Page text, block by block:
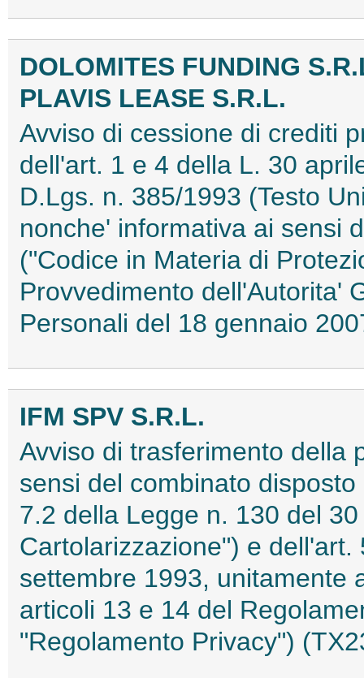
DOLOMITES FUNDING
PLAVIS LEASE S.R.L.
Avviso di cessione di crediti
dell'art. 1 e 4 della L. 30
D.Lgs. n. 385/1993 (Testo
nonche' informativa ai sensi
("Codice in Materia di
Provvedimento dell'Autorita'
Personali del 18 gennaio
IFM SPV S.R.L.
Avviso di trasferimento della
sensi del combinato
7.2 della Legge n. 130 del
Cartolarizzazione") e
settembre 1993, unitamente
articoli 13 e 14 del
"Regolamento Privacy")